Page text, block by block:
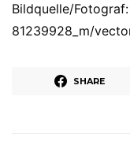
Bildquelle/
81239928_m/
SHARE